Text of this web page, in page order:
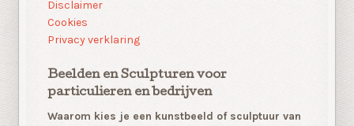
Disclaimer
Cookies
Privacy verklaring
Beelden en Sculpturen voor
particulieren en bedrijven
Waarom kies je een kunstbeeld of sculptuur van